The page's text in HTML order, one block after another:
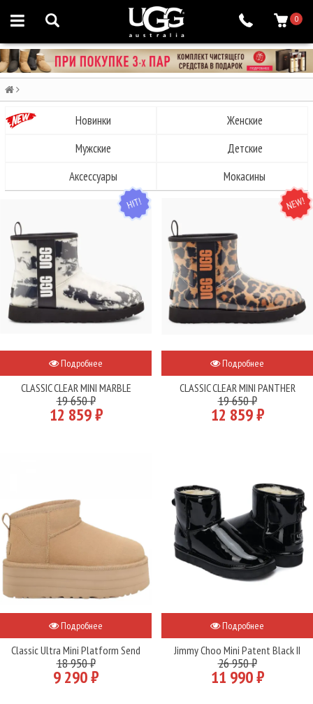
0
Новинки
Женские
Мужские
Детские
Аксессуары
Мокасины
HIT
Подробнее
CLASSIC CLEAR MINI MARBLE
19 650 ₽
12 859 ₽
NEW
Подробнее
CLASSIC CLEAR MINI PANTHER
19 650 ₽
12 859 ₽
Подробнее
Classic Ultra Mini Platform Send
18 950 ₽
9 290 ₽
Подробнее
Jimmy Choo Mini Patent Black II
26 950 ₽
11 990 ₽